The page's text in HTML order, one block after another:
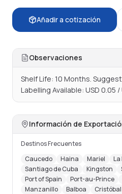
Añadir a cotización
Observaciones
Shelf Life: 10 Months.
Labelling Available: USD 0.05
Información de
Destinos Frecuentes
Caucedo
Haina Mariel
Santiago de Cuba
Kingston
Port of Spain
Port-au-Prince
Manzanillo
Balboa Cristóbal